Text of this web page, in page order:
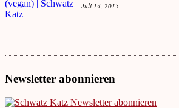
Juli 14, 2015
Newsletter abonnieren